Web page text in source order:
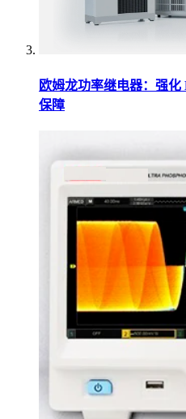
欧姆龙功率继电器：强
保障